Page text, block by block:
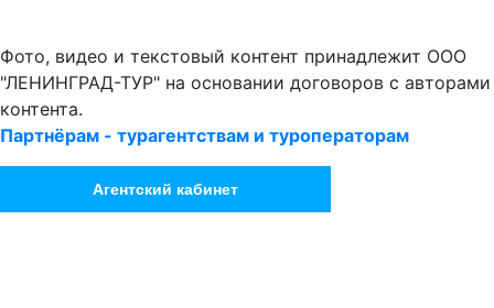
Фото, видео и текстовый контент принадлежит ООО
"ЛЕНИНГРАД-ТУР" на основании договоров с авторами
контента.
Партнёрам - турагентствам и туроператорам
Агентский кабинет